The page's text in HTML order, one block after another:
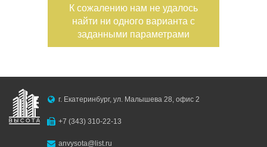
Площадь кухни
—
Балконов
—
К сожалению нам не удалось
найти ни одного варианта с
заданными параметрами
г. Екатеринбург, ул. Малышева 28, офис 2
+7 (343) 310-22-13
anvysota@list.ru